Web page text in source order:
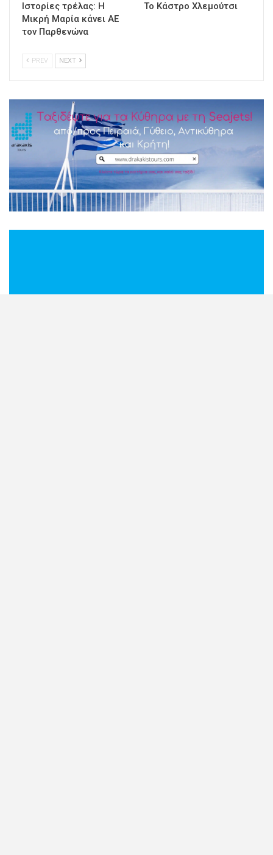
Ιστορίες τρέλας: Η
Μικρή Μαρία κάνει ΑΕ
τον Παρθενώνα
Το Κάστρο Χλεμούτσι
PREV NEXT